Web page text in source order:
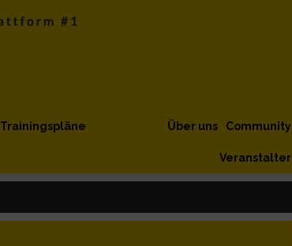
Trainingspläne Community
Über uns
Veranstalter